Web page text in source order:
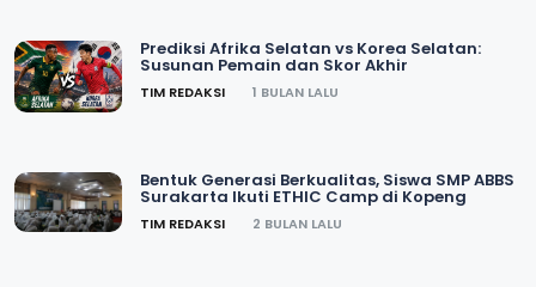
Prediksi Afrika Selatan vs Korea Selatan:
Susunan Pemain dan Skor Akhir
TIM REDAKSI 1 BULAN LALU
Bentuk Generasi Berkualitas, Siswa SMP ABBS
Surakarta Ikuti ETHIC Camp di Kopeng
TIM REDAKSI 2 BULAN LALU